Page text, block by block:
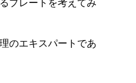
のエキスパートであ